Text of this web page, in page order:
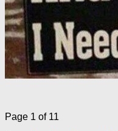
Page 1 of 11